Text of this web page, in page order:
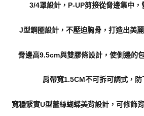
3/4罩設計，P-UP剪接從脅邊集中，
J型鋼圈設計，不壓迫胸骨，打造出美
脅邊高9.5cm與雙膠條設計，使側邊的
肩帶寬1.5CM不可拆可調式，防
寬穩緊實U型蕾絲蝴蝶美背設計，可修飾